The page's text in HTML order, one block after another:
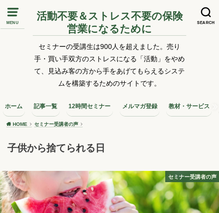
MENU SEARCH
活動不要＆ストレス不要の保険
営業になるために
セミナーの受講生は900人を超えました。売り
手・買い手双方のストレスになる「活動」をやめ
て、見込み客の方から手をあげてもらえるシステ
ムを構築するためのサイトです。
ホーム 記事一覧 12時間セミナー メルマガ登録 教材・サービス
HOME セミナー受講者の声
子供から捨てられる日
セミナー受講者の声